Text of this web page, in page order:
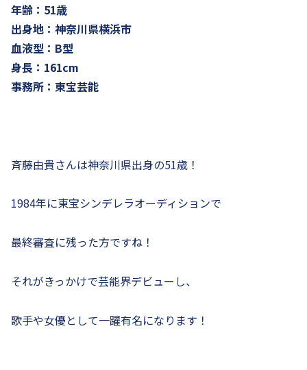
年齢：51歳
出身地：神奈川県横浜市
血液型：B型
身長：161cm
事務所：東宝芸能
斉藤由貴さんは神奈川県出身の51歳！
1984年に東宝シンデレラオーディションで
最終審査に残った方ですね！
それがきっかけで芸能界デビューし、
歌手や女優として一躍有名になります！